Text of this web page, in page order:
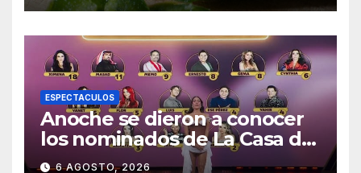
ESPECTACULOS
Anoche se dieron a conocer
los nominados de La Casa de
los Famosos México 2026 en
6 AGOSTO, 2026